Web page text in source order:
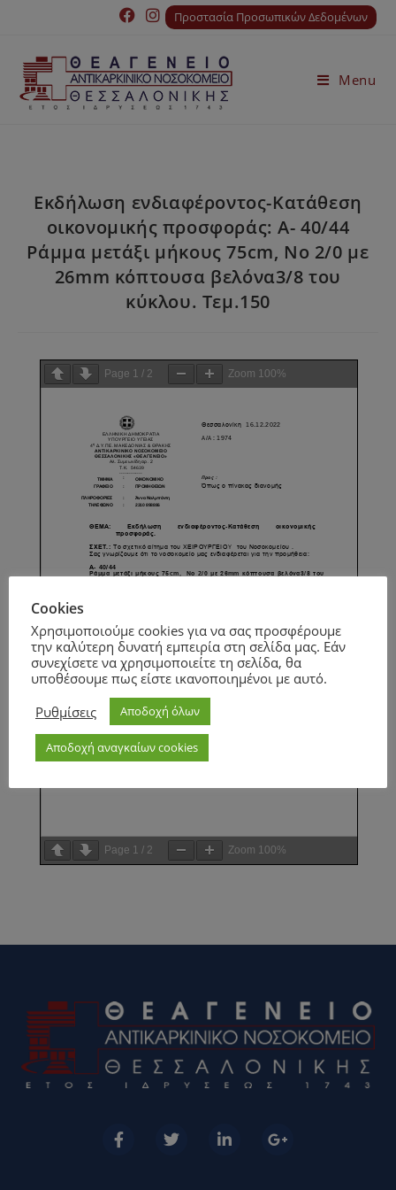
Προστασία Προσωπικών Δεδομένων
Menu
Εκδήλωση ενδιαφέροντος-Κατάθεση
οικονομικής προσφοράς: Α- 40/44
Ράμμα μετάξι μήκους 75cm, Νο 2/0 με
26mm κόπτουσα βελόνα3/8 του
κύκλου. Τεμ.150
Page 1 / 2 Zoom 100%
Page 1 / 2 Zoom 100%
Cookies
Χρησιμοποιούμε cookies για να σας προσφέρουμε
την καλύτερη δυνατή εμπειρία στη σελίδα μας. Εάν
συνεχίσετε να χρησιμοποιείτε τη σελίδα, θα
υποθέσουμε πως είστε ικανοποιημένοι με αυτό.
Ρυθμίσεις
Αποδοχή όλων
Αποδοχή αναγκαίων cookies